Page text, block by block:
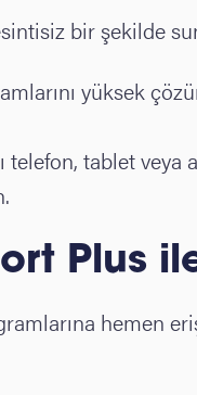
bir şekilde
yüksek
telefon, tablet
Plus ile
hemen